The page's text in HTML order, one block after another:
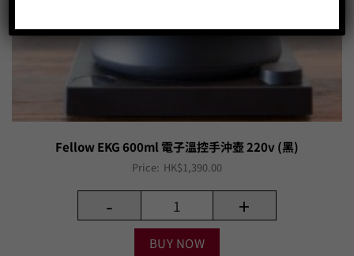
Fellow EKG 600ml 電子溫控手沖壺 220v (黑)
Price: HK$1,390.00
- +
BUY NOW